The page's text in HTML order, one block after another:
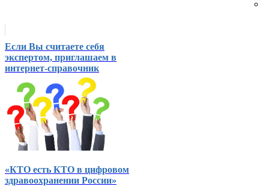
Если Вы считаете себя
экспертом, приглашаем в
интернет-справочник
«КТО есть КТО в цифровом
здравоохранении России»